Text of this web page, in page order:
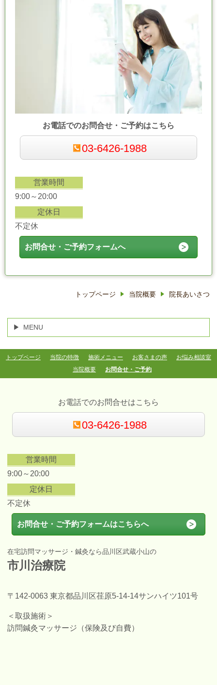
お電話でのお問合せ・ご予約はこちら
03-6426-1988
営業時間
9:00～20:00
定休日
不定休
お問合せ・ご予約フォームへ
トップページ 当院概要 院長あいさつ
MENU
トップページ 当院の特徴 施術メニュー お客さまの声
お悩み相談室
当院概要
お問合せ・ご予約
お電話でのお問合せはこちら
03-6426-1988
営業時間
9:00～20:00
定休日
不定休
お問合せ・ご予約フォームはこちらへ
在宅訪問マッサージ・鍼灸なら品川区武蔵小山の
市川治療院
〒142-0063 東京都品川区荏原5-14-14サンハイツ101号
＜取扱施術＞
訪問鍼灸マッサージ（保険及び自費）